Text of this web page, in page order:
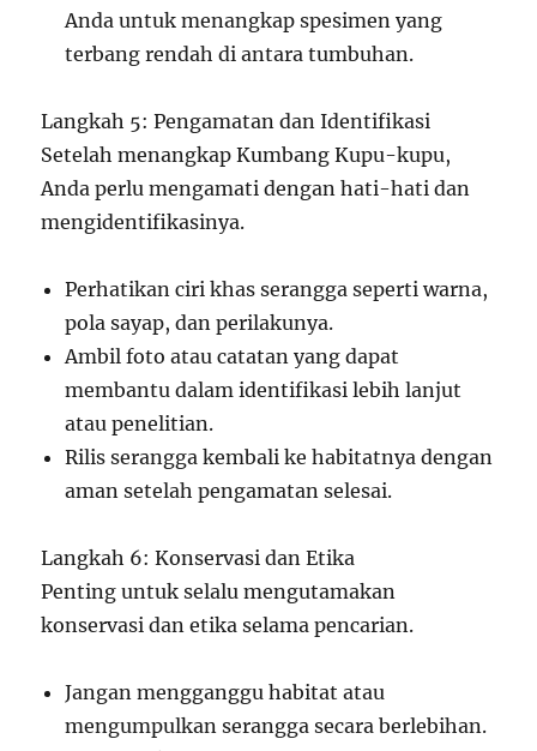
Anda untuk menangkap spesimen yang
terbang rendah di antara tumbuhan.
Langkah 5: Pengamatan dan Identifikasi
Setelah menangkap Kumbang Kupu-kupu,
Anda perlu mengamati dengan hati-hati dan
mengidentifikasinya.
Perhatikan ciri khas serangga seperti warna,
pola sayap, dan perilakunya.
Ambil foto atau catatan yang dapat
membantu dalam identifikasi lebih lanjut
atau penelitian.
Rilis serangga kembali ke habitatnya dengan
aman setelah pengamatan selesai.
Langkah 6: Konservasi dan Etika
Penting untuk selalu mengutamakan
konservasi dan etika selama pencarian.
Jangan mengganggu habitat atau
mengumpulkan serangga secara berlebihan.